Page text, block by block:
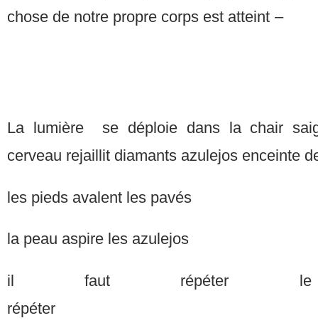
chose de notre propre
La lumière se déploie dans la chair
cerveau rejaillit diamants azulejos enceinte
les pieds avalent les pavés
la peau aspire les azulejos
il faut répéter